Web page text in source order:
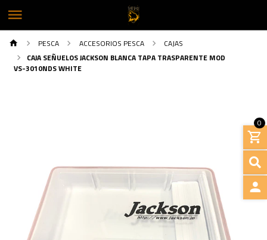
0
PESCA ACCESORIOS PESCA
CAJAS
CAJA SEÑUELOS JACKSON BLANCA TAPA TRASPARENTE MOD
VS-3010NDS WHITE